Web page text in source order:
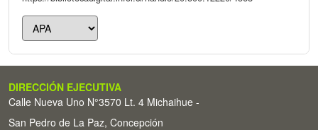
DIRECCIÓN EJECUTIVA
Calle Nueva Uno N°3570 Lt. 4 Michaihue -
San Pedro de La Paz, Concepción